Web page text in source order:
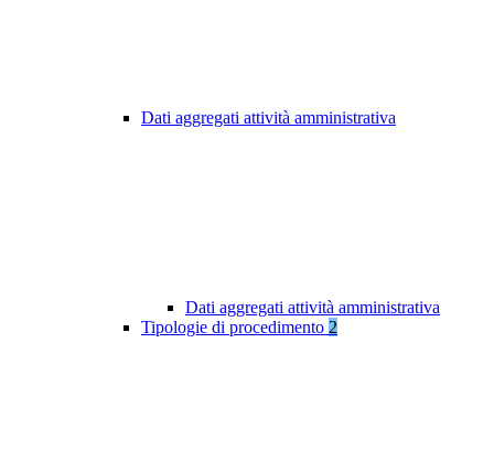
Dati aggregati attività amministrativa
Dati aggregati attività amministrativa
Tipologie di procedimento 2